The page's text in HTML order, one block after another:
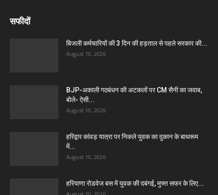
सफीदों
बिजली कर्मचारियों की 3 दिन की हड़ताल से पहले सरकार की...
August 10, 2026
BJP-अकाली गठबंधन की अटकलों पर CM सैनी का जवाब,
बोले- ऐसी...
August 10, 2026
हरिद्वार कांवड़ यात्रा पर निकले युवक का दुकान के बाथरूम
में...
August 10, 2026
हरियाणा रोडवेज बस में युवक की दबंगई, मुफ्त सफर के लिए...